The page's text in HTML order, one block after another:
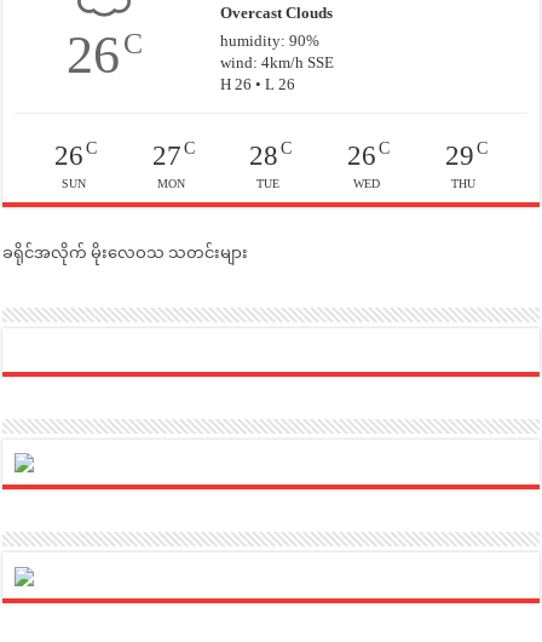
26C
Overcast Clouds
humidity: 90%
wind: 4km/h SSE
H 26 • L 26
26C
SUN
27C
MON
28 C
TUE
26C
WED
29C
THU
ခရိုင်အလိုက် မိုးလေဝသ သတင်းများ